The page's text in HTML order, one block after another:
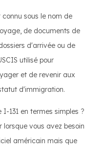
sous le nom de
de documents de
d'arrivée ou de
utilisé pour
et de revenir aux
d'immigration.
131 en termes simples ?
vous avez besoin
américain mais que